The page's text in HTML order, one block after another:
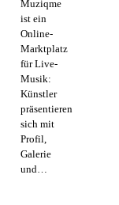
Muziqme
ist ein
Online-
Marktplatz
für Live-
Musik:
Künstler
präsentieren
sich mit
Profil,
Galerie
und…